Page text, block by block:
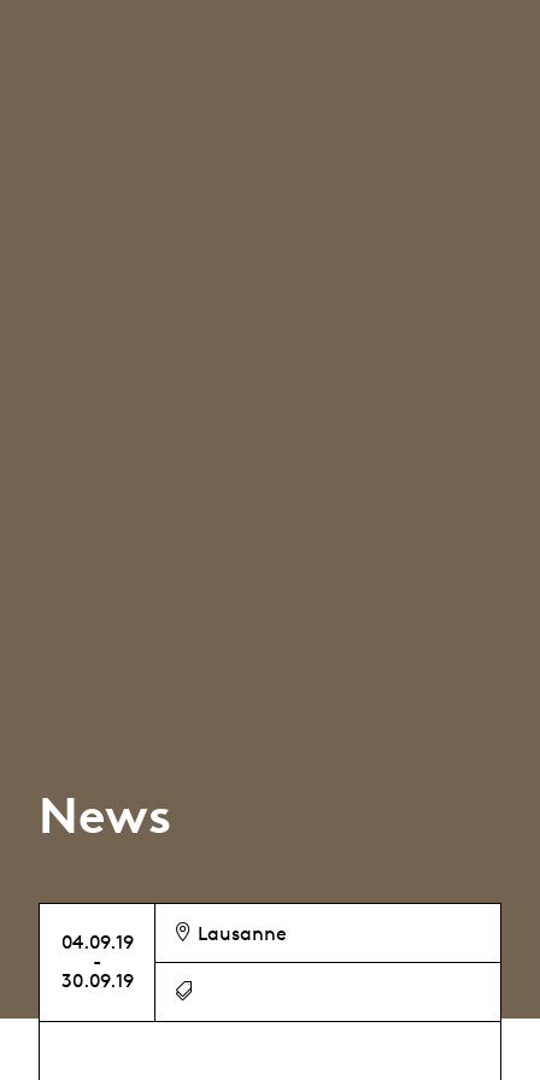
News
04.09.19
-
30.09.19
Lausanne